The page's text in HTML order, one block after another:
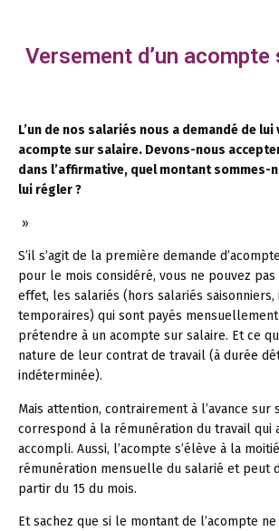
Versement d’un
L’un de nos salariés nous a demandé de lui
acompte sur salaire. Devons-nous
dans l’affirmative, quel montant sommes-
lui régler ?
»
S’il s’agit de la première demande
pour le mois considéré, vous ne pouvez pas
effet, les salariés (hors salariés
temporaires) qui sont payés
prétendre à un acompte sur salaire. Et ce
nature de leur contrat de travail (à durée
indéterminée).
Mais attention, contrairement à l’avance sur
correspond à la rémunération du travail qui
accompli. Aussi, l’acompte s’élève à la
rémunération mensuelle du salarié et peut
partir du 15 du mois.
Et sachez que si le montant de l’acompte